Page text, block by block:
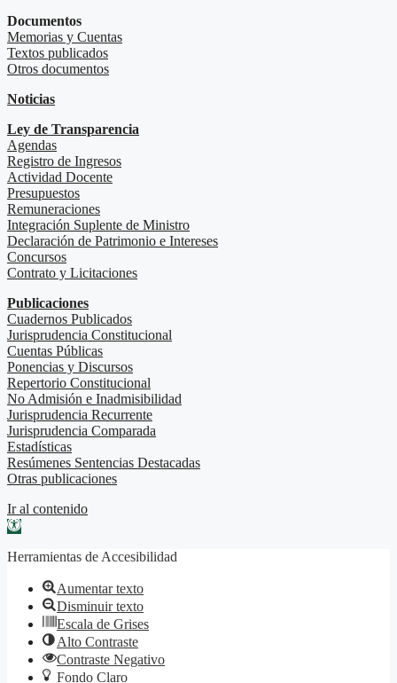
Documentos
Memorias y Cuentas
Textos publicados
Otros documentos
Noticias
Ley de Transparencia
Agendas
Registro de Ingresos
Actividad Docente
Presupuestos
Remuneraciones
Integración Suplente de Ministro
Declaración de Patrimonio e Intereses
Concursos
Contrato y Licitaciones
Publicaciones
Cuadernos Publicados
Jurisprudencia Constitucional
Cuentas Públicas
Ponencias y Discursos
Repertorio Constitucional
No Admisión e Inadmisibilidad
Jurisprudencia Recurrente
Jurisprudencia Comparada
Estadísticas
Resúmenes Sentencias Destacadas
Otras publicaciones
Ir al contenido
Abrir barra de herramientas
Herramientas de Accesibilidad
Aumentar texto
Disminuir texto
Escala de Grises
Alto Contraste
Contraste Negativo
Fondo Claro